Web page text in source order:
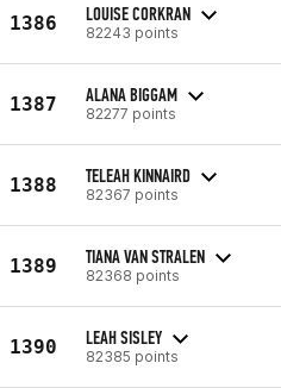
1386 LOUISE CORKRAN
82243 points
1387 ALANA BIGGAM
82277 points
1388 TELEAH KINNAIRD
82367 points
1389 TIANA VAN STRALEN
82368 points
1390 LEAH SISLEY
82385 points